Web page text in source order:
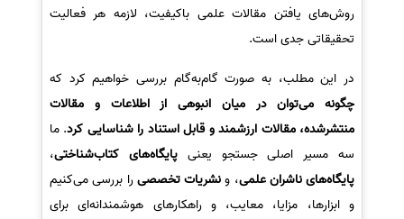
روش‌های یافتن مقالات علمی باکیفیت، لازمه هر فعالیت
تحقیقاتی جدی است.
در این مطلب، به صورت گام‌به‌گام بررسی خواهیم کرد که
چگونه می‌توان در میان انبوهی از اطلاعات و مقالات
منتشرشده، مقالات ارزشمند و قابل استناد را شناسایی کرد. ما
سه مسیر اصلی جستجو یعنیپایگاه‌های کتاب‌شناختی،
پایگاه‌های ناشران علمی، ونشریات تخصصیرا بررسی می‌کنیم
و ابزارها، مزایا، معایب، و راهکارهای هوشمندانه‌ای برای